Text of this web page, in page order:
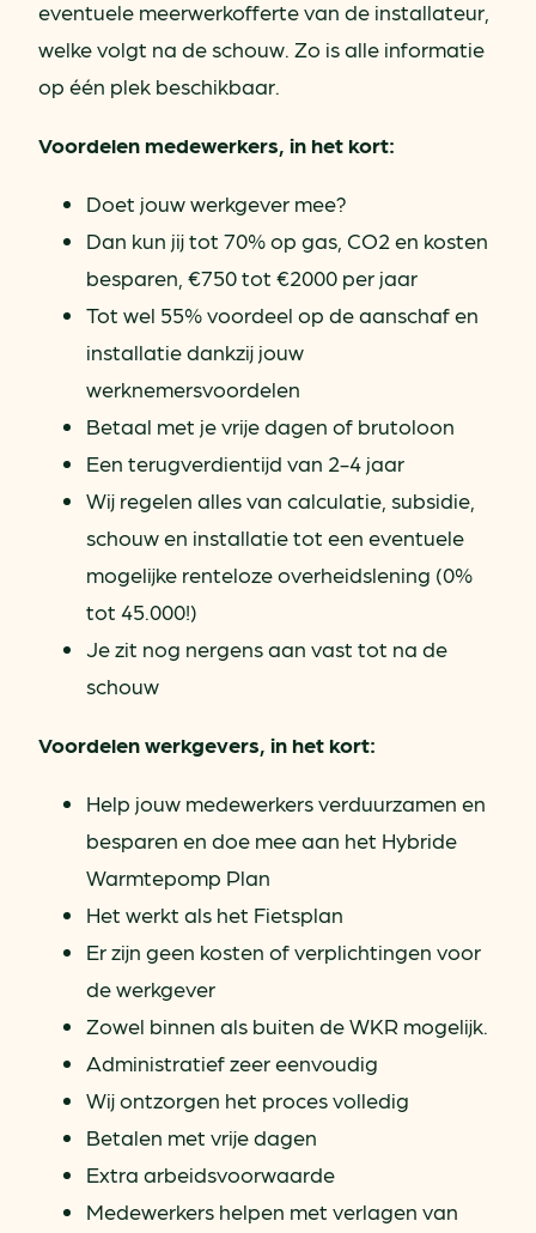
eventuele meerwerkofferte van de installateur,
welke volgt na de schouw. Zo is alle informatie
op één plek beschikbaar.
Voordelen medewerkers, in het kort:
Doet jouw werkgever mee?
Dan kun jij tot 70% op gas, CO2 en kosten
besparen, €750 tot €2000 per jaar
Tot wel 55% voordeel op de aanschaf en
installatie dankzij jouw
werknemersvoordelen
Betaal met je vrije dagen of brutoloon
Een terugverdientijd van 2-4 jaar
Wij regelen alles van calculatie, subsidie,
schouw en installatie tot een eventuele
mogelijke renteloze overheidslening (0%
tot 45.000!)
Je zit nog nergens aan vast tot na de
schouw
Voordelen werkgevers, in het kort:
Help jouw medewerkers verduurzamen en
besparen en doe mee aan het Hybride
Warmtepomp Plan
Het werkt als het Fietsplan
Er zijn geen kosten of verplichtingen voor
de werkgever
Zowel binnen als buiten de WKR mogelijk.
Administratief zeer eenvoudig
Wij ontzorgen het proces volledig
Betalen met vrije dagen
Extra arbeidsvoorwaarde
Medewerkers helpen met verlagen van